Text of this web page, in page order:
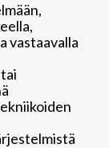
vastaavalla